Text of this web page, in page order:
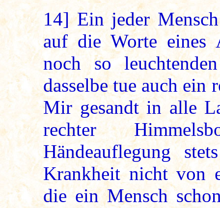
14]Ein jeder
auf die Worte eines
noch so
dasselbe tue auch ein
Mir gesandt in alle
rechter
Händeauflegung
Krankheit nicht von
die ein Mensch